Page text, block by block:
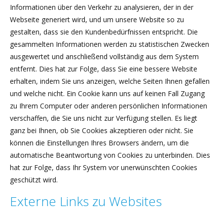
Informationen über den Verkehr zu analysieren, der in der
Webseite generiert wird, und um unsere Website so zu
gestalten, dass sie den Kundenbedürfnissen entspricht. Die
gesammelten Informationen werden zu statistischen Zwecken
ausgewertet und anschließend vollständig aus dem System
entfernt. Dies hat zur Folge, dass Sie eine bessere Website
erhalten, indem Sie uns anzeigen, welche Seiten Ihnen gefallen
und welche nicht. Ein Cookie kann uns auf keinen Fall Zugang
zu Ihrem Computer oder anderen persönlichen Informationen
verschaffen, die Sie uns nicht zur Verfügung stellen. Es liegt
ganz bei Ihnen, ob Sie Cookies akzeptieren oder nicht. Sie
können die Einstellungen Ihres Browsers ändern, um die
automatische Beantwortung von Cookies zu unterbinden. Dies
hat zur Folge, dass Ihr System vor unerwünschten Cookies
geschützt wird.
Externe Links zu Websites